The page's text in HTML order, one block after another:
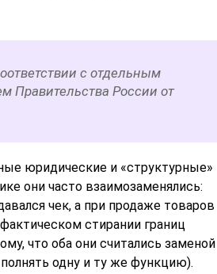
с отдельным
Правительства России от
юридические и «структурные»
они часто взаимозаменялись:
чек, а при продаже товаров
стирании границ
что оба они считались заменой
одну и ту же функцию).